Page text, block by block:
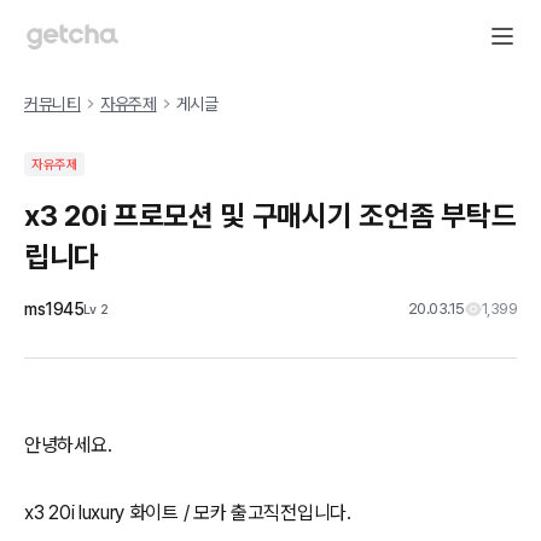
커뮤니티 자유주제 게시글
자유주제
x3 20i 프로모션 및 구매시기 조언좀 부탁드
립니다
ms1945Lv 2 20.03.15 1,399
안녕하세요.
x3 20i luxury 화이트 / 모카 출고직전입니다.